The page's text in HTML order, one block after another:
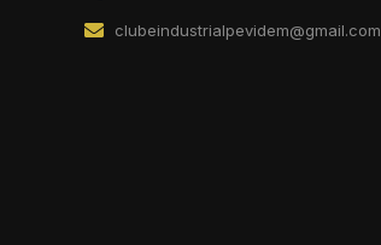
clubeindustrialpevidem@gmail.com